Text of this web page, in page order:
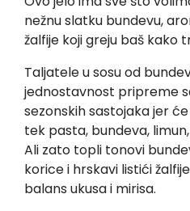
nežnu slatku bundevu,
žalfije koji greju baš kako
Taljatele u sosu od
jednostavnost pripreme
sezonskih sastojaka jer
tek pasta, bundeva,
Ali zato topli tonovi
korice i hrskavi listići
balans ukusa i mirisa.